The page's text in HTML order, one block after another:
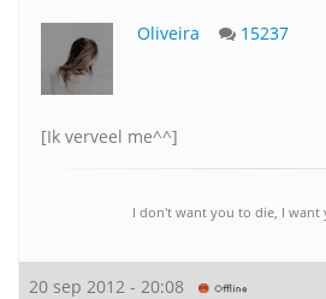
Oliveira 15237
[Ik verveel me^^]
I don't want you to die, I want
20 sep 2012 - 20:08